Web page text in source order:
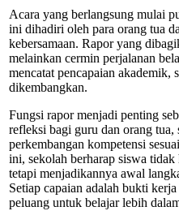
Acara yang berlangsung mulai
ini dihadiri oleh para orang tua
kebersamaan. Rapor yang
melainkan cermin perjalanan
mencatat pencapaian akademik,
dikembangkan.
Fungsi rapor menjadi penting
refleksi bagi guru dan orang tua,
perkembangan kompetensi
ini, sekolah berharap siswa
tetapi menjadikannya awal
Setiap capaian adalah bukti
peluang untuk belajar lebih